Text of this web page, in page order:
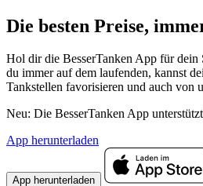
Die besten Preise,
Hol dir die BesserTanken App für dein
du immer auf dem laufenden, kannst
Tankstellen favorisieren und auch von
Neu: Die BesserTanken App
App herunterladen
App herunterladen